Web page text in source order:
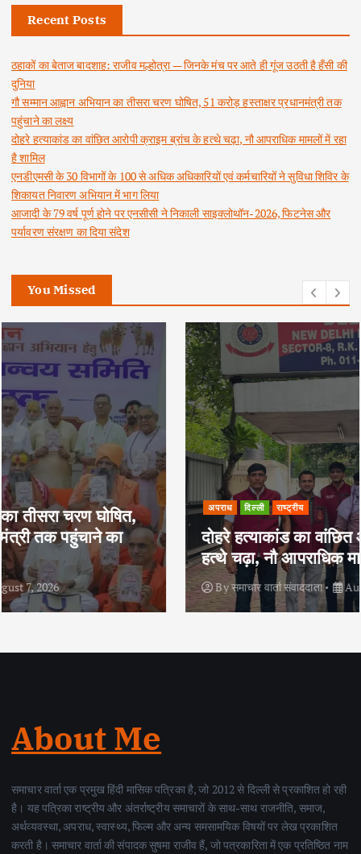
Recent Posts
ठहाकों का बेताज बादशाह: राजीव मल्होत्रा — जिनके मंच पर आते ही गूंज उठती है हँसी की
दुनिया
गौ सम्मान आह्वान अभियान का तीसरा चरण घोषित, 51 करोड़ हस्ताक्षर प्रधानमंत्री तक
पहुंचाने का लक्ष्य
दोहरे हत्याकांड का वांछित आरोपी क्राइम ब्रांच के हत्थे चढ़ा, नौ आपराधिक मामलों में रहा
है शामिल
एनडीएमसी के 30 विभागों के 100 से अधिक अधिकारियों एवं कर्मचारियों ने सुविधा शिविर के
शिकायत निवारण अभियान में भाग लिया
आजादी के 79 वर्ष पूर्ण होने पर एनसीसी ने निकाली साइक्लोथॉन-2026, फिटनेस और
पर्यावरण संरक्षण का दिया संदेश
You Missed
अपराध दिल्ली राष्ट्रीय
दोहरे हत्याकांड का वांछित आरोपी क्राइम ब्रांच के
हत्थे चढ़ा, नौ आपराधिक मामलों में रहा है शामिल
Byसमाचार वार्ता संवाददाता August 6, 2026
About Me
समाचार वार्ता एक प्रमुख हिंदी मासिक पत्रिका है, जो 2012 से दिल्ली से प्रकाशित हो रही
है। यह पत्रिका राष्ट्रीय और अंतर्राष्ट्रीय समाचारों के साथ-साथ राजनीति, समाज,
अर्थव्यवस्था, अपराध, स्वास्थ्य, फिल्म और अन्य समसामयिक विषयों पर लेख प्रकाशित
करती है। समाचार वार्ता की संपादक सुषमा राजीव हैं, जो पत्रकारिता में एक प्रतिष्ठित नाम